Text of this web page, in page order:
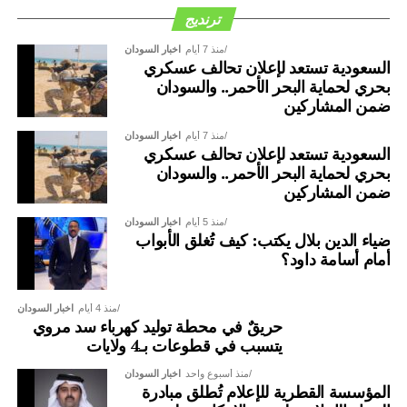
ترنديج
اخبار السودان منذ 7 أيام
السعودية تستعد لإعلان تحالف عسكري
بحري لحماية البحر الأحمر.. والسودان
ضمن المشاركين
اخبار السودان منذ 7 أيام
السعودية تستعد لإعلان تحالف عسكري
بحري لحماية البحر الأحمر.. والسودان
ضمن المشاركين
اخبار السودان منذ 5 أيام
ضياء الدين بلال يكتب: كيف تُغلق الأبواب
أمام أسامة داود؟
اخبار السودان منذ 4 أيام
حريقٌ في محطة توليد كهرباء سد مروي
يتسبب في قطوعات بـ4 ولايات
اخبار السودان منذ أسبوع واحد
المؤسسة القطرية للإعلام تُطلق مبادرة